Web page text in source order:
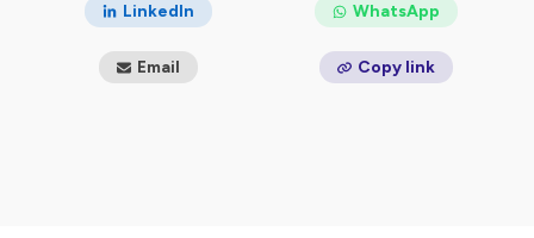
LinkedIn WhatsApp
Email Copy link